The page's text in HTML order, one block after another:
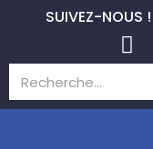
SUIVEZ-NOUS !